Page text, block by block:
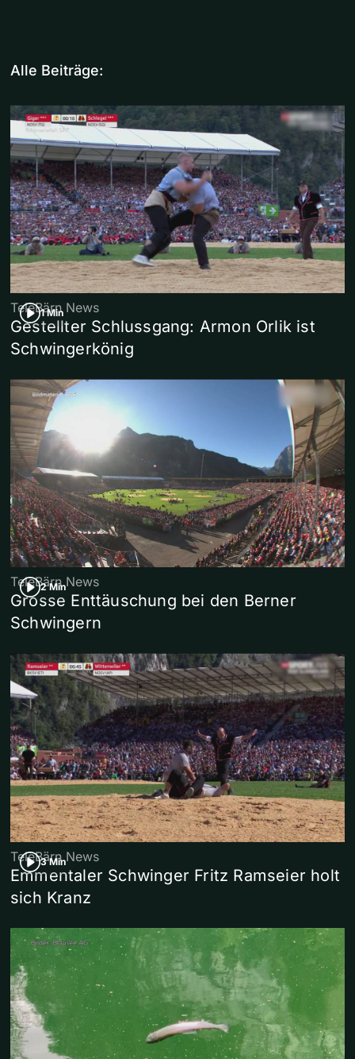
Alle Beiträge:
1 Min
TeleBärn News
Gestellter Schlussgang: Armon Orlik ist
Schwingerkönig
2 Min
TeleBärn News
Grosse Enttäuschung bei den Berner
Schwingern
3 Min
TeleBärn News
Emmentaler Schwinger Fritz Ramseier holt
sich Kranz